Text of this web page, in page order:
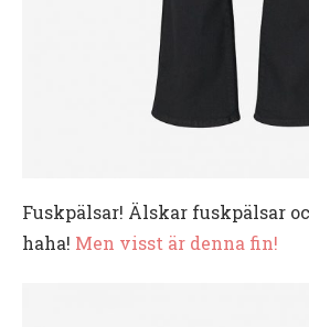
Fuskpälsar! Älskar fuskpälsar
haha! Men visst är denna fin!